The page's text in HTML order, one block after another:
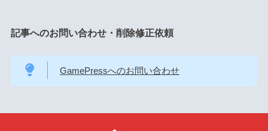
記事へのお問い合わせ・削除修正依頼
GamePressへのお問い合わせ